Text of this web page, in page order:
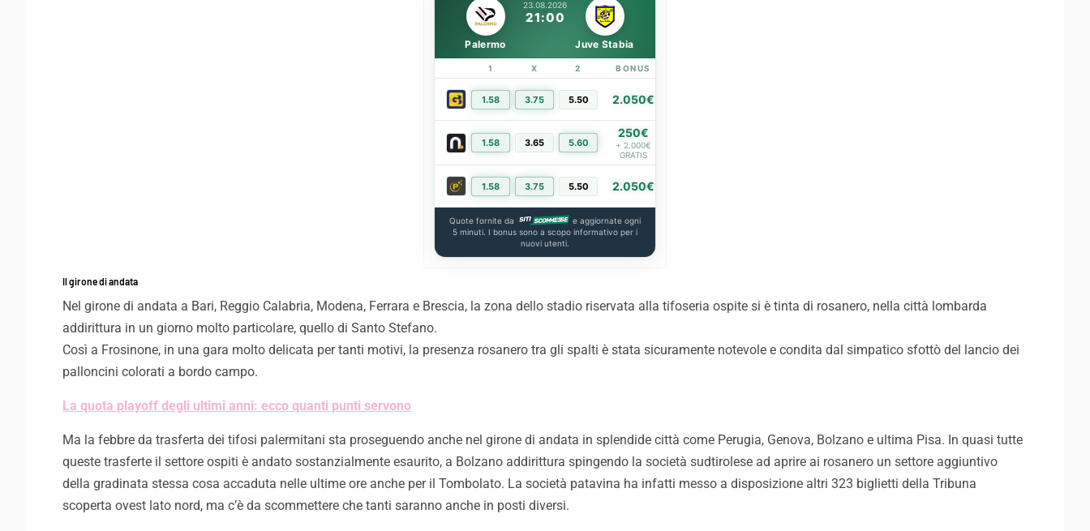
23.08.2026
21:00
Palermo Juve Stabia
1 X 2 BONUS
1.58 3.75 5.50 2.050€
1.58 3.65 5.60
250€
+ 2.000€
GRATIS
1.58 3.75 5.50 2.050€
Quote fornite da
e aggiornate ogni
5 minuti. I bonus sono a scopo informativo per i
nuovi utenti.
Il girone di andata
Nel girone di andata a Bari, Reggio Calabria, Modena, Ferrara e Brescia, la zona dello stadio riservata alla tifoseria ospite si è tinta di rosanero, nella città lombarda
addirittura in un giorno molto particolare, quello di Santo Stefano.
Così a Frosinone, in una gara molto delicata per tanti motivi, la presenza rosanero tra gli spalti è stata sicuramente notevole e condita dal simpatico sfottò del lancio dei
palloncini colorati a bordo campo.
La quota playoff degli ultimi anni: ecco quanti punti servono
Ma la febbre da trasferta dei tifosi palermitani sta proseguendo anche nel girone di andata in splendide città come Perugia, Genova, Bolzano e ultima Pisa. In quasi tutte
queste trasferte il settore ospiti è andato sostanzialmente esaurito, a Bolzano addirittura spingendo la società sudtirolese ad aprire ai rosanero un settore aggiuntivo
della gradinata stessa cosa accaduta nelle ultime ore anche per il Tombolato. La società patavina ha infatti messo a disposizione altri 323 biglietti della Tribuna
scoperta ovest lato nord, ma c’è da scommettere che tanti saranno anche in posti diversi.